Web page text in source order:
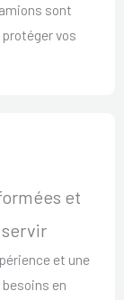
sont
vos
et
et une
en